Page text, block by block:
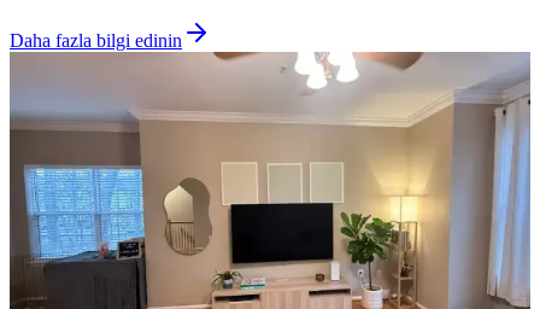
Daha fazla bilgi edinin